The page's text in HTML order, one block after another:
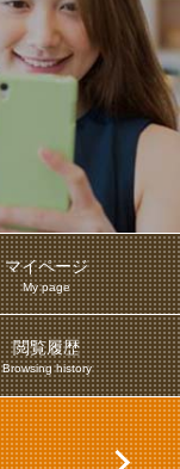
マイページ
My page
閲覧履歴
Browsing history